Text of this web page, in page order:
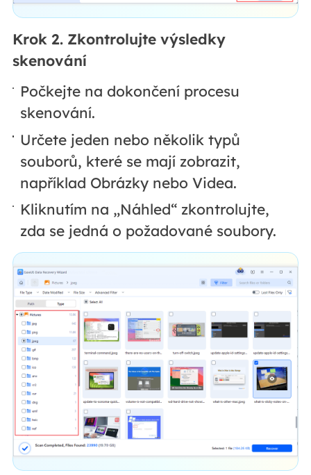
Krok 2. Zkontrolujte výsledky
skenování
Počkejte na dokončení procesu
skenování.
Určete jeden nebo několik typů
souborů, které se mají zobrazit,
například Obrázky nebo Videa.
Kliknutím na „Náhled“ zkontrolujte,
zda se jedná o požadované soubory.